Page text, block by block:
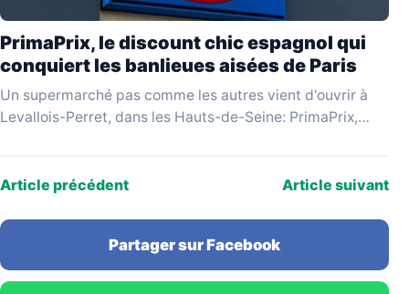
PrimaPrix, le discount chic espagnol qui
conquiert les banlieues aisées de Paris
Un supermarché pas comme les autres vient d'ouvrir à
Levallois-Perret, dans les Hauts-de-Seine: PrimaPrix,
chic», attire une…
Article précédent Article suivant
Partager sur Facebook